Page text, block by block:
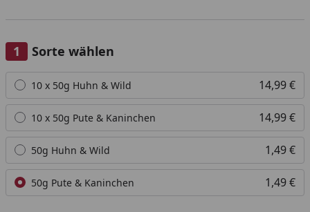
Sorte wählen
Alle anzeigen (4)
10 x 50g Huhn & Wild 14,99 €
10 x 50g Pute & Kaninchen 14,99 €
50g Huhn & Wild 1,49 €
50g Pute & Kaninchen 1,49 €